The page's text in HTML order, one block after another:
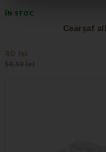
ÎN STOC
Cearșaf
40 lei